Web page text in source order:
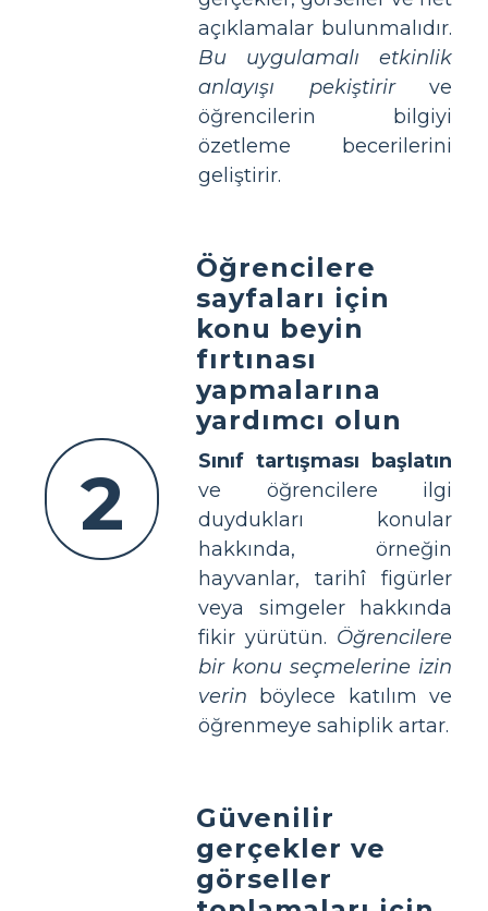
açıklamalar bulunmalıdır.
Bu uygulamalı etkinlik
anlayışı pekiştirirve
öğrencilerin bilgiyi
özetleme becerilerini
geliştirir.
2
Öğrencilere
sayfaları için
konu beyin
fırtınası
yapmalarına
yardımcı olun
Sınıf tartışması başlatın
ve öğrencilere ilgi
duydukları konular
hakkında, örneğin
hayvanlar, tarihî figürler
veya simgeler hakkında
fikir yürütün. Öğrencilere
bir konu seçmelerine izin
verin böylece katılım ve
öğrenmeye sahiplik artar.
Güvenilir
gerçekler ve
görseller